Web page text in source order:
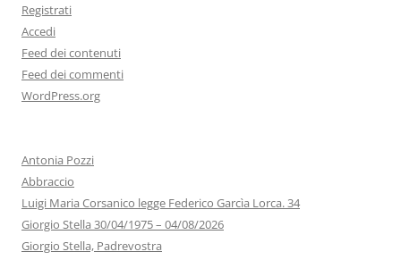
Registrati
Accedi
Feed dei contenuti
Feed dei commenti
WordPress.org
Antonia Pozzi
Abbraccio
Luigi Maria Corsanico legge Federico Garcìa Lorca. 34
Giorgio Stella 30/04/1975 – 04/08/2026
Giorgio Stella, Padrevostra